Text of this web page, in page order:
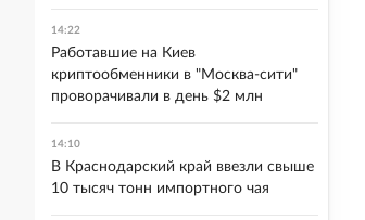
14:22
Работавшие на Киев
криптообменники в "Москва-сити"
проворачивали в день $2 млн
14:10
В Краснодарский край ввезли свыше
10 тысяч тонн импортного чая